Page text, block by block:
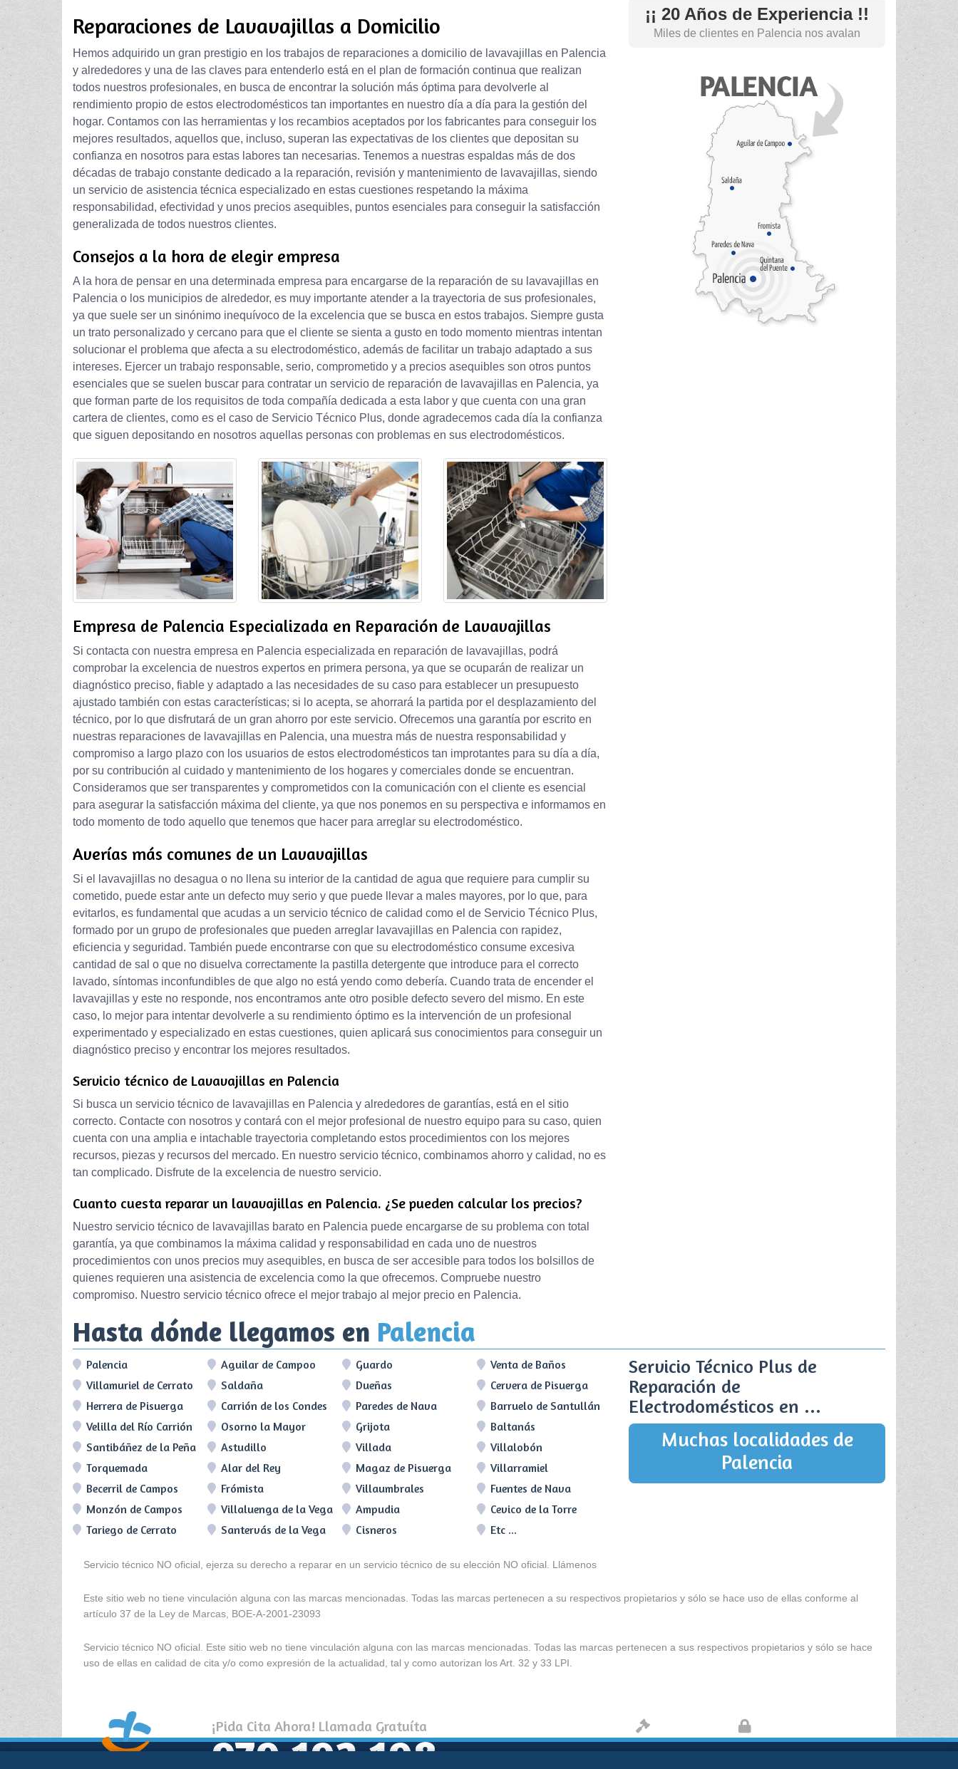
Reparaciones de Lavavajillas a Domicilio
Hemos adquirido un gran prestigio en los trabajos de reparaciones a domicilio de lavavajillas en Palencia
y alrededores y una de las claves para entenderlo está en el plan de formación continua que realizan
todos nuestros profesionales, en busca de encontrar la solución más óptima para devolverle al
rendimiento propio de estos electrodomésticos tan importantes en nuestro día a día para la gestión del
hogar. Contamos con las herramientas y los recambios aceptados por los fabricantes para conseguir los
mejores resultados, aquellos que, incluso, superan las expectativas de los clientes que depositan su
confianza en nosotros para estas labores tan necesarias. Tenemos a nuestras espaldas más de dos
décadas de trabajo constante dedicado a la reparación, revisión y mantenimiento de lavavajillas, siendo
un servicio de asistencia técnica especializado en estas cuestiones respetando la máxima
responsabilidad, efectividad y unos precios asequibles, puntos esenciales para conseguir la satisfacción
generalizada de todos nuestros clientes.
Consejos a la hora de elegir empresa
A la hora de pensar en una determinada empresa para encargarse de la reparación de su lavavajillas en
Palencia o los municipios de alrededor, es muy importante atender a la trayectoria de sus profesionales,
ya que suele ser un sinónimo inequívoco de la excelencia que se busca en estos trabajos. Siempre gusta
un trato personalizado y cercano para que el cliente se sienta a gusto en todo momento mientras intentan
solucionar el problema que afecta a su electrodoméstico, además de facilitar un trabajo adaptado a sus
intereses. Ejercer un trabajo responsable, serio, comprometido y a precios asequibles son otros puntos
esenciales que se suelen buscar para contratar un servicio de reparación de lavavajillas en Palencia, ya
que forman parte de los requisitos de toda compañía dedicada a esta labor y que cuenta con una gran
cartera de clientes, como es el caso de Servicio Técnico Plus, donde agradecemos cada día la confianza
que siguen depositando en nosotros aquellas personas con problemas en sus electrodomésticos.
Empresa de Palencia Especializada en Reparación de Lavavajillas
Si contacta con nuestra empresa en Palencia especializada en reparación de lavavajillas, podrá
comprobar la excelencia de nuestros expertos en primera persona, ya que se ocuparán de realizar un
diagnóstico preciso, fiable y adaptado a las necesidades de su caso para establecer un presupuesto
ajustado también con estas características; si lo acepta, se ahorrará la partida por el desplazamiento del
técnico, por lo que disfrutará de un gran ahorro por este servicio. Ofrecemos una garantía por escrito en
nuestras reparaciones de lavavajillas en Palencia, una muestra más de nuestra responsabilidad y
compromiso a largo plazo con los usuarios de estos electrodomésticos tan improtantes para su día a día,
por su contribución al cuidado y mantenimiento de los hogares y comerciales donde se encuentran.
Consideramos que ser transparentes y comprometidos con la comunicación con el cliente es esencial
para asegurar la satisfacción máxima del cliente, ya que nos ponemos en su perspectiva e informamos en
todo momento de todo aquello que tenemos que hacer para arreglar su electrodoméstico.
Averías más comunes de un Lavavajillas
Si el lavavajillas no desagua o no llena su interior de la cantidad de agua que requiere para cumplir su
cometido, puede estar ante un defecto muy serio y que puede llevar a males mayores, por lo que, para
evitarlos, es fundamental que acudas a un servicio técnico de calidad como el de Servicio Técnico Plus,
formado por un grupo de profesionales que pueden arreglar lavavajillas en Palencia con rapidez,
eficiencia y seguridad. También puede encontrarse con que su electrodoméstico consume excesiva
cantidad de sal o que no disuelva correctamente la pastilla detergente que introduce para el correcto
lavado, síntomas inconfundibles de que algo no está yendo como debería. Cuando trata de encender el
lavavajillas y este no responde, nos encontramos ante otro posible defecto severo del mismo. En este
caso, lo mejor para intentar devolverle a su rendimiento óptimo es la intervención de un profesional
experimentado y especializado en estas cuestiones, quien aplicará sus conocimientos para conseguir un
diagnóstico preciso y encontrar los mejores resultados.
Servicio técnico de Lavavajillas en Palencia
Si busca un servicio técnico de lavavajillas en Palencia y alrededores de garantías, está en el sitio
correcto. Contacte con nosotros y contará con el mejor profesional de nuestro equipo para su caso, quien
cuenta con una amplia e intachable trayectoria completando estos procedimientos con los mejores
recursos, piezas y recursos del mercado. En nuestro servicio técnico, combinamos ahorro y calidad, no es
tan complicado. Disfrute de la excelencia de nuestro servicio.
Cuanto cuesta reparar un lavavajillas en Palencia. ¿Se pueden calcular los precios?
Nuestro servicio técnico de lavavajillas barato en Palencia puede encargarse de su problema con total
garantía, ya que combinamos la máxima calidad y responsabilidad en cada uno de nuestros
procedimientos con unos precios muy asequibles, en busca de ser accesible para todos los bolsillos de
quienes requieren una asistencia de excelencia como la que ofrecemos. Compruebe nuestro
compromiso. Nuestro servicio técnico ofrece el mejor trabajo al mejor precio en Palencia.
¡¡ 20 Años de Experiencia !!
Miles de clientes en Palencia nos avalan
Hasta dónde llegamos en Palencia
Palencia Aguilar de Campoo Guardo
Venta de Baños
Villamuriel de Cerrato
Saldaña Dueñas
Cervera de Pisuerga
Herrera de Pisuerga
Carrión de los Condes Paredes de Nava
Barruelo de Santullán
Velilla del Río Carrión
Osorno la Mayor Grijota
Baltanás
Santibáñez de la Peña
Astudillo Villada
Villalobón
Torquemada
Alar del Rey Magaz de Pisuerga
Villarramiel
Becerril de Campos
Frómista Villaumbrales
Fuentes de Nava
Monzón de Campos
Villaluenga de la Vega Ampudia
Cevico de la Torre
Tariego de Cerrato
Santervás de la Vega Cisneros Etc ...
Servicio Técnico Plus de
Reparación de
Electrodomésticos en ...
Muchas localidades de
Palencia
Servicio técnico NO oficial, ejerza su derecho a reparar en un servicio técnico de su elección NO oficial. Llámenos
Este sitio web no tiene vinculación alguna con las marcas mencionadas. Todas las marcas pertenecen a su respectivos propietarios y sólo se hace uso de ellas conforme al
artículo 37 de la Ley de Marcas, BOE-A-2001-23093
Servicio técnico NO oficial. Este sitio web no tiene vinculación alguna con las marcas mencionadas. Todas las marcas pertenecen a sus respectivos propietarios y sólo se hace
uso de ellas en calidad de cita y/o como expresión de la actualidad, tal y como autorizan los Art. 32 y 33 LPI.
¡Pida Cita Ahora! Llamada Gratuíta
979 192 198